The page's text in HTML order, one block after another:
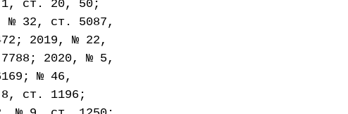
1, ст. 20, 50;
32, ст. 5087,
2019, № 22,
2020, № 5,
№ 46,
ст. 1196;